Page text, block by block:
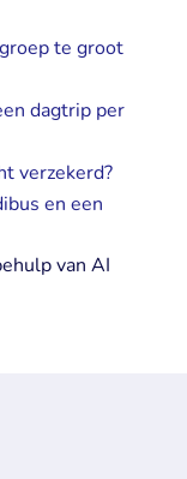
te groot
dagtrip per
verzekerd?
en een
van AI